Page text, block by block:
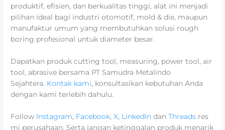
produktif, efisien, dan berkualitas tinggi, alat ini menjadi
pilihan ideal bagi industri otomotif, mold & die, maupun
manufaktur umum yang membutuhkan solusi rough
boring profesional untuk diameter besar.
Dapatkan produk cutting tool, measuring, power tool, air
tool, abrasive bersama PT Samudra Metalindo
Sejahtera. Kontak kami, konsultasikan kebutuhan Anda
dengan kami terlebih dahulu.
Follow Instagram, Facebook,X, LinkedIndanThreads res
mi perusahaan. Serta jangan ketinggalan produk menarik